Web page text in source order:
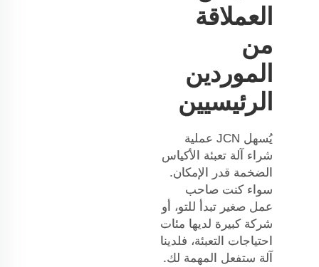
العملاقة
من
الموردين
الرئيسيين
يُسهل JCN عملية
شراء آلة تعبئة الأكياس
الضخمة قدر الإمكان.
سواء كنت صاحب
عمل صغير تبدأ للتو، أو
شركة كبيرة لديها مئات
احتياجات التعبئة، فلدينا
آلة ستفعل المهمة لك.